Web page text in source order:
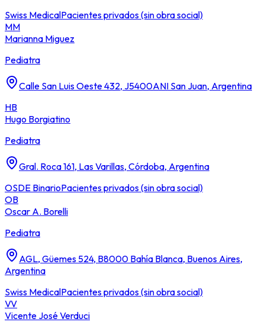
Swiss MedicalPacientes privados (sin obra social)
MM
Marianna Miguez
Pediatra
Calle San Luis Oeste 432, J5400ANI San Juan, Argentina
HB
Hugo Borgiatino
Pediatra
Gral. Roca 161, Las Varillas, Córdoba, Argentina
OSDE BinarioPacientes privados (sin obra social)
OB
Oscar A. Borelli
Pediatra
AGL, Güemes 524, B8000 Bahía Blanca, Buenos Aires,
Argentina
Swiss MedicalPacientes privados (sin obra social)
VV
Vicente José Verduci